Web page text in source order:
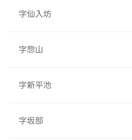
字仙入坊
字惣山
字新平池
字坂部